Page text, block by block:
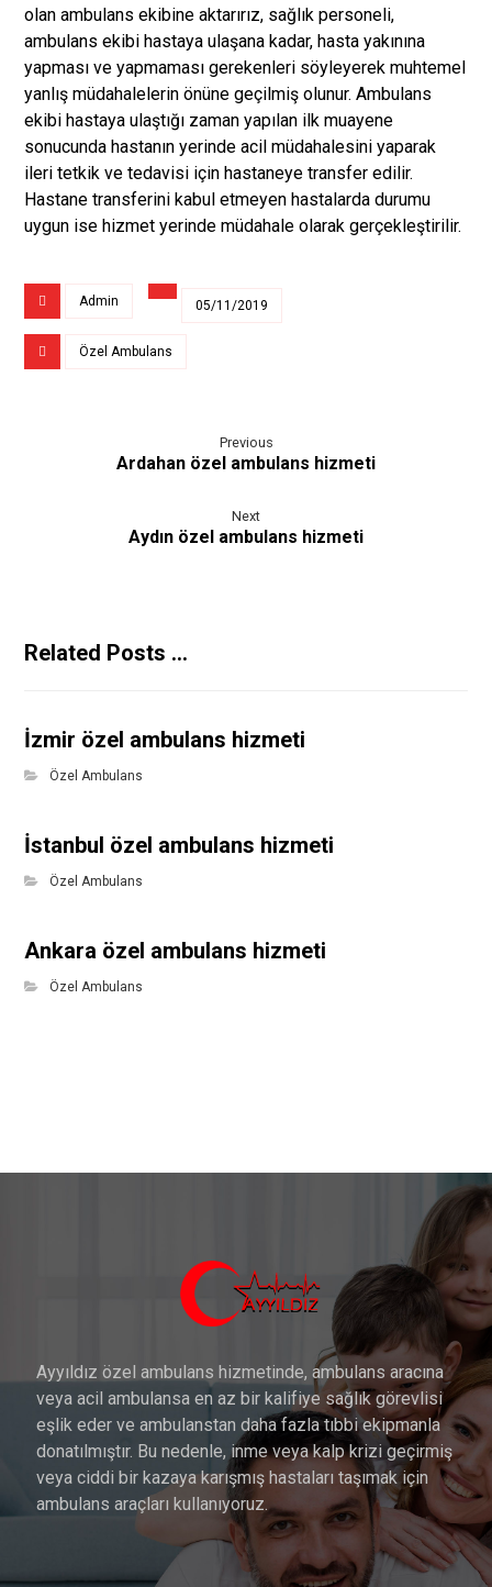
olan ambulans ekibine aktarırız, sağlık personeli,
ambulans ekibi hastaya ulaşana kadar, hasta yakınına
yapması ve yapmaması gerekenleri söyleyerek muhtemel
yanlış müdahalelerin önüne geçilmiş olunur. Ambulans
ekibi hastaya ulaştığı zaman yapılan ilk muayene
sonucunda hastanın yerinde acil müdahalesini yaparak
ileri tetkik ve tedavisi için hastaneye transfer edilir.
Hastane transferini kabul etmeyen hastalarda durumu
uygun ise hizmet yerinde müdahale olarak gerçekleştirilir.
Admin 05/11/2019
Özel Ambulans
Previous
Ardahan özel ambulans hizmeti
Next
Aydın özel ambulans hizmeti
Related Posts ...
İzmir özel ambulans hizmeti
Özel Ambulans
İstanbul özel ambulans hizmeti
Özel Ambulans
Ankara özel ambulans hizmeti
Özel Ambulans
Ayyıldız özel ambulans hizmetinde, ambulans aracına
veya acil ambulansa en az bir kalifiye sağlık görevlisi
eşlik eder ve ambulanstan daha fazla tıbbi ekipmanla
donatılmıştır. Bu nedenle, inme veya kalp krizi geçirmiş
veya ciddi bir kazaya karışmış hastaları taşımak için
ambulans araçları kullanıyoruz.